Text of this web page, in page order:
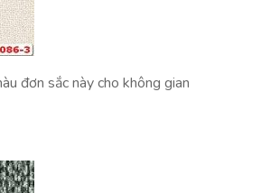
đơn sắc này cho không gian